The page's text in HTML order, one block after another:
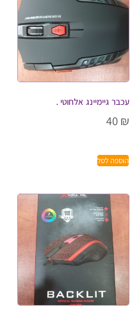
עכבר גיימיינג אלחוטי .
40 ₪
הוספה לסל